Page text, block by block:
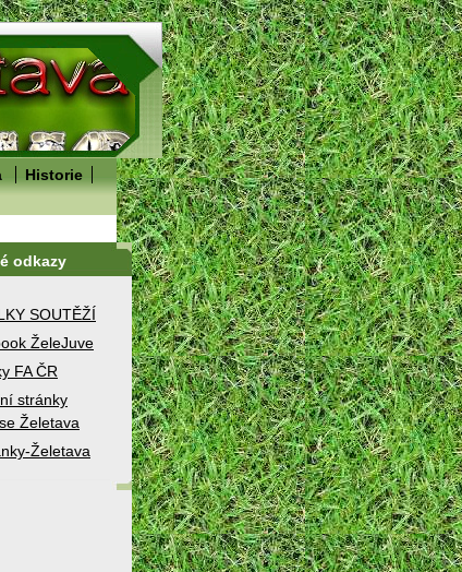
Historie
odkazy
SOUTĚŽÍ
ŽeleJuve
FA ČR
stránky
Želetava
Želetava